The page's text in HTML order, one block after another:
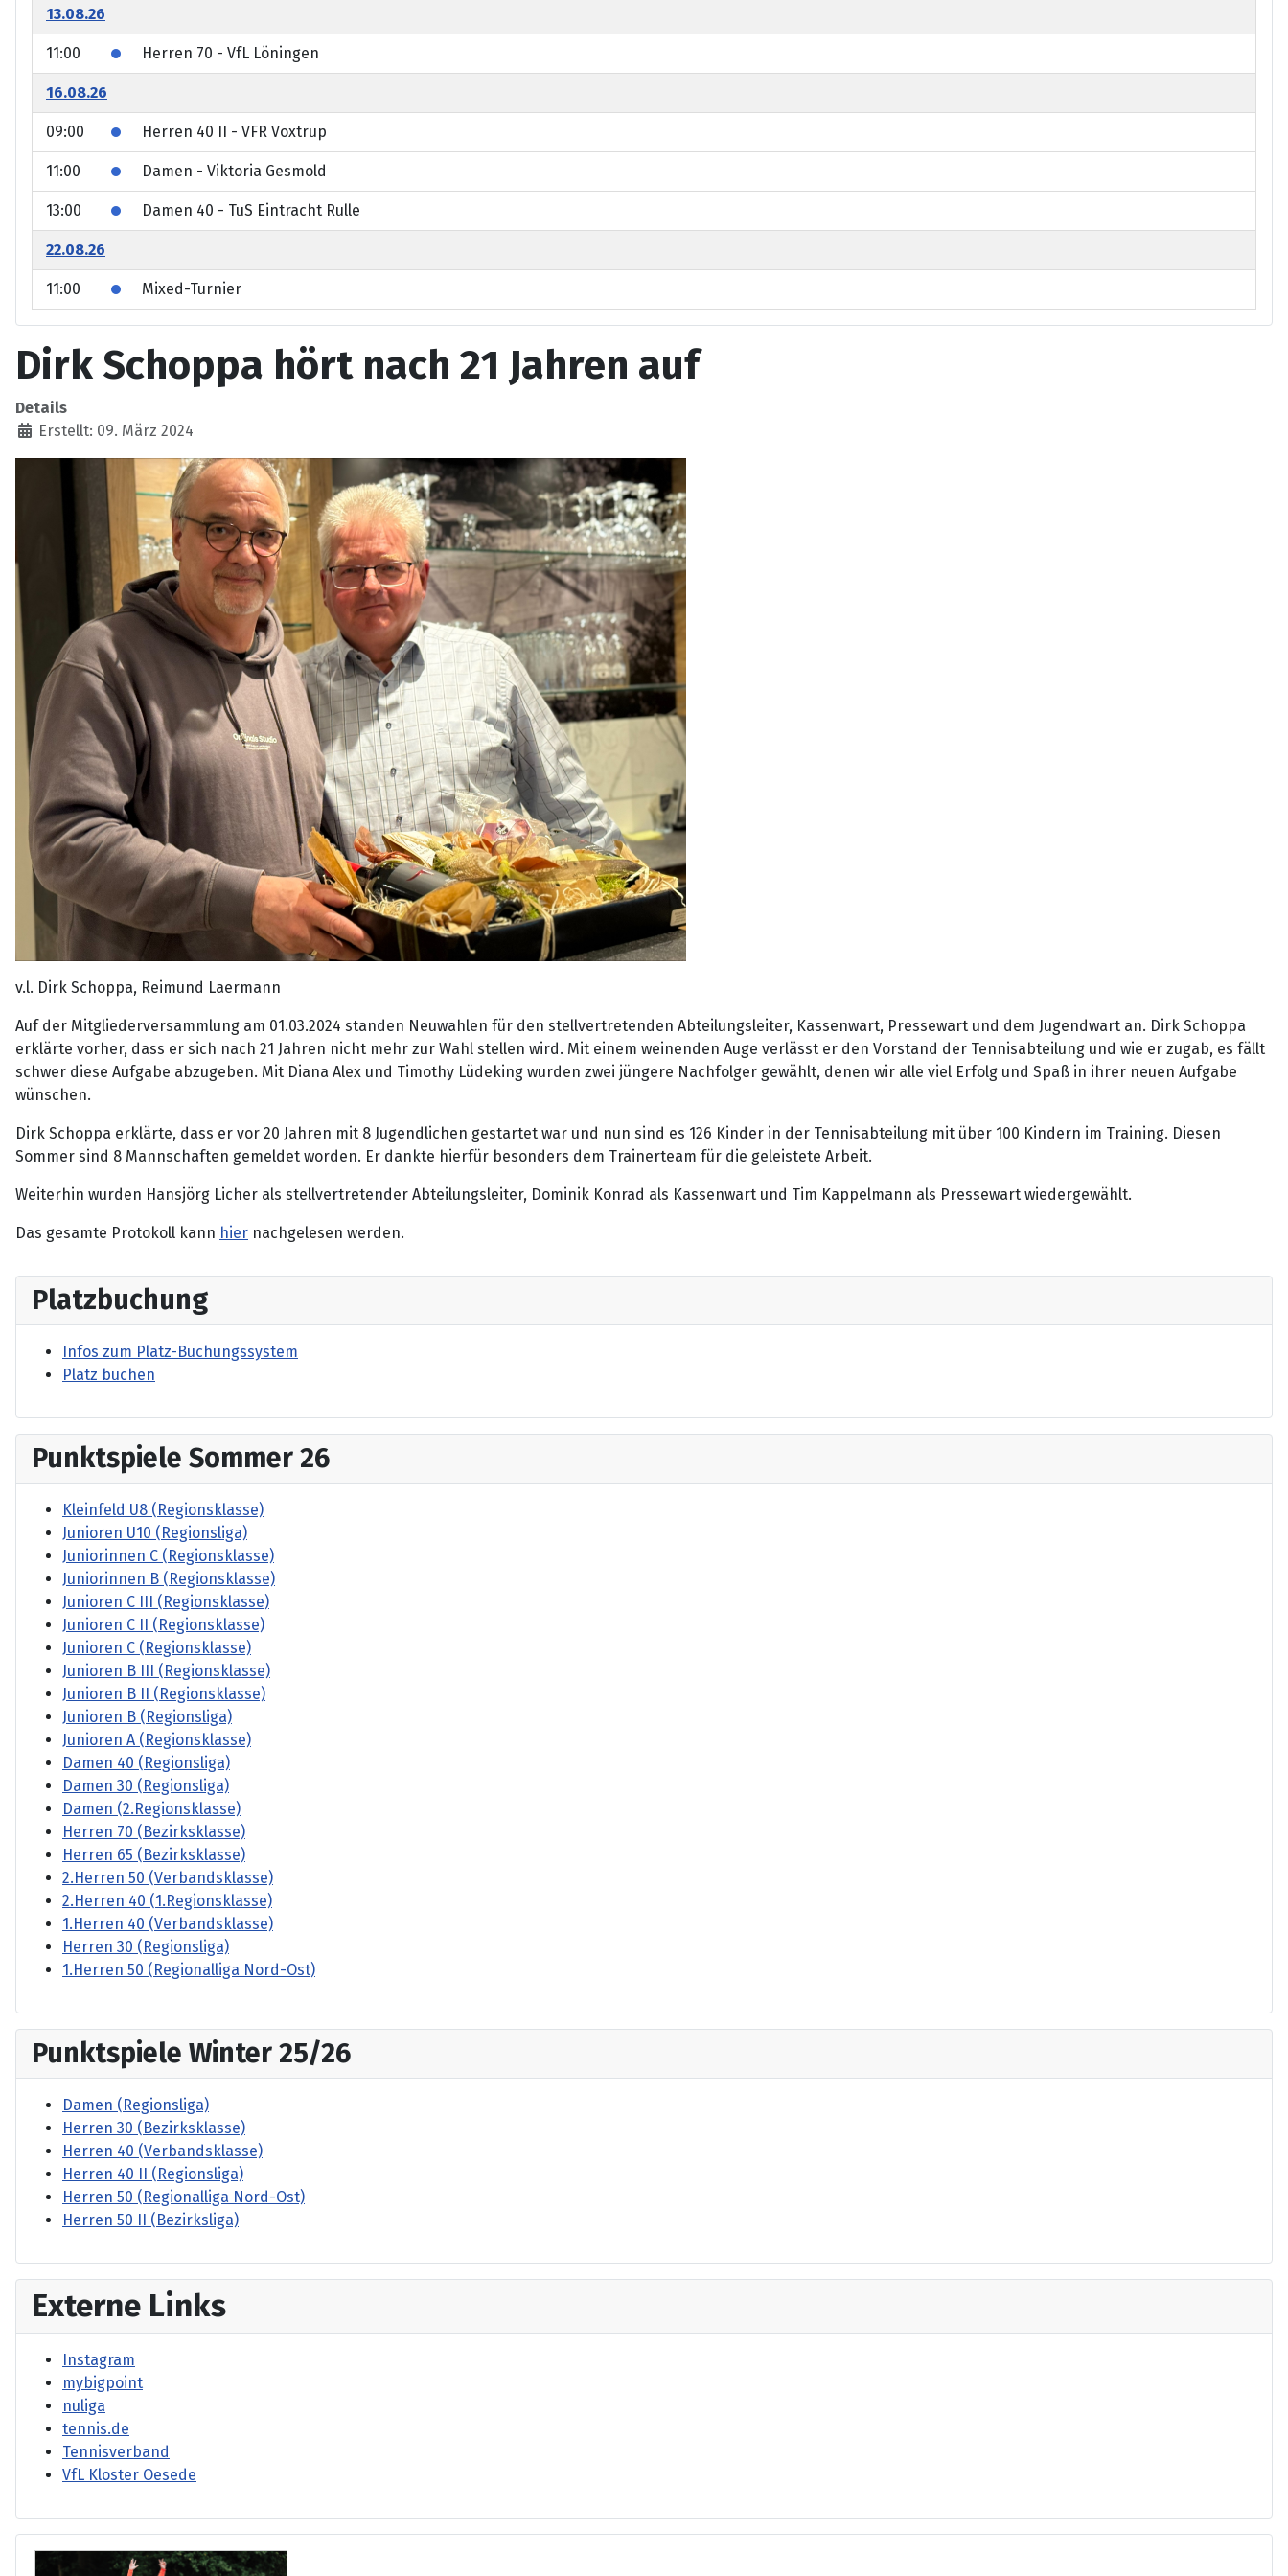
13.08.26
11:00 Herren 70 - VfL Löningen
16.08.26
09:00 Herren 40 II - VFR Voxtrup
11:00 Damen - Viktoria Gesmold
13:00 Damen 40 - TuS Eintracht Rulle
22.08.26
11:00 Mixed-Turnier
Dirk Schoppa hört nach 21 Jahren auf
Details
Erstellt: 09. März 2024
v.l. Dirk Schoppa, Reimund Laermann
Auf der Mitgliederversammlung am 01.03.2024 standen Neuwahlen für den stellvertretenden Abteilungsleiter, Kassenwart, Pressewart und dem Jugendwart an. Dirk Schoppa
erklärte vorher, dass er sich nach 21 Jahren nicht mehr zur Wahl stellen wird. Mit einem weinenden Auge verlässt er den Vorstand der Tennisabteilung und wie er zugab, es fällt
schwer diese Aufgabe abzugeben. Mit Diana Alex und Timothy Lüdeking wurden zwei jüngere Nachfolger gewählt, denen wir alle viel Erfolg und Spaß in ihrer neuen Aufgabe
wünschen.
Dirk Schoppa erklärte, dass er vor 20 Jahren mit 8 Jugendlichen gestartet war und nun sind es 126 Kinder in der Tennisabteilung mit über 100 Kindern im Training. Diesen
Sommer sind 8 Mannschaften gemeldet worden. Er dankte hierfür besonders dem Trainerteam für die geleistete Arbeit.
Weiterhin wurden Hansjörg Licher als stellvertretender Abteilungsleiter, Dominik Konrad als Kassenwart und Tim Kappelmann als Pressewart wiedergewählt.
Das gesamte Protokoll kann hier nachgelesen werden.
Platzbuchung
Infos zum Platz-Buchungssystem
Platz buchen
Punktspiele Sommer 26
Kleinfeld U8 (Regionsklasse)
Junioren U10 (Regionsliga)
Juniorinnen C (Regionsklasse)
Juniorinnen B (Regionsklasse)
Junioren C III (Regionsklasse)
Junioren C II (Regionsklasse)
Junioren C (Regionsklasse)
Junioren B III (Regionsklasse)
Junioren B II (Regionsklasse)
Junioren B (Regionsliga)
Junioren A (Regionsklasse)
Damen 40 (Regionsliga)
Damen 30 (Regionsliga)
Damen (2.Regionsklasse)
Herren 70 (Bezirksklasse)
Herren 65 (Bezirksklasse)
2.Herren 50 (Verbandsklasse)
2.Herren 40 (1.Regionsklasse)
1.Herren 40 (Verbandsklasse)
Herren 30 (Regionsliga)
1.Herren 50 (Regionalliga Nord-Ost)
Punktspiele Winter 25/26
Damen (Regionsliga)
Herren 30 (Bezirksklasse)
Herren 40 (Verbandsklasse)
Herren 40 II (Regionsliga)
Herren 50 (Regionalliga Nord-Ost)
Herren 50 II (Bezirksliga)
Externe Links
Instagram
mybigpoint
nuliga
tennis.de
Tennisverband
VfL Kloster Oesede